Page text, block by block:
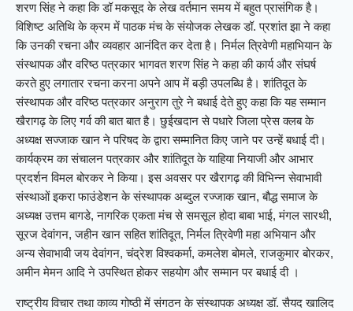
शरण सिंह ने कहा कि डॉ मकसूद के लेख वर्तमान समय में बहुत प्रासंगिक है।
विशिष्ट अतिथि के क्रम में पाठक मंच के संयोजक लेखक डॉ. प्रशांत झा ने कहा
कि उनकी रचना और व्यवहार आनंदित कर देता है। निर्मल त्रिवेणी महाभियान के
संस्थापक और वरिष्ठ पत्रकार भागवत शरण सिंह ने कहा की कार्य और संघर्ष
करते हुए लगातार रचना करना अपने आप में बड़ी उपलब्धि है। शांतिदूत के
संस्थापक और वरिष्ठ पत्रकार अनुराग तुरे ने बधाई देते हुए कहा कि यह सम्मान
खैरागढ़ के लिए गर्व की बात बात है। छुईखदान से पधारे जिला प्रेस क्लब के
अध्यक्ष सज्जाक खान ने परिषद के द्वारा सम्मानित किए जाने पर उन्हें बधाई दी।
कार्यक्रम का संचालन पत्रकार और शांतिदूत के याहिया नियाजी और आभार
प्रदर्शन विमल बोरकर ने किया। इस अवसर पर खैरागढ़ की विभिन्न सेवाभावी
संस्थाओं इकरा फाउंडेशन के संस्थापक अब्दुल रज्जाक खान, बौद्ध समाज के
अध्यक्ष उत्तम बागडे, नागरिक एकता मंच से समसूल होदा बाबा भाई, मंगल सारथी,
सूरज देवांगन, जहीन खान सहित शांतिदूत, निर्मल त्रिवेणी महा अभियान और
अन्य सेवाभावी जय देवांगन, चंद्रेश विश्वकर्मा, कमलेश बोमले, राजकुमार बोरकर,
अमीन मेमन आदि ने उपस्थित होकर सहयोग और सम्मान पर बधाई दी ।
राष्ट्रीय विचार तथा काव्य गोष्ठी में संगठन के संस्थापक अध्यक्ष डॉ. सैयद खालिद